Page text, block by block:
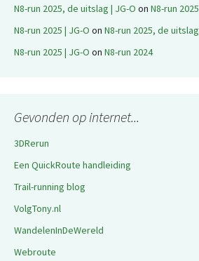
N8-run 2025, de uitslag | JG-O on N8-run 2025
N8-run 2025 | JG-O on N8-run 2025, de uitslag
N8-run 2025 | JG-O on N8-run 2024
Gevonden op internet...
3DRerun
Een QuickRoute handleiding
Trail-running blog
VolgTony.nl
WandelenInDeWereld
Webroute